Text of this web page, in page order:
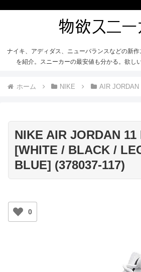
ナイキ、アディダス、ニューバランスなどの新
を紹介。スニーカーの最安値も分かる。欲し
ホーム NIKE AIR JORDAN
NIKE AIR JORDAN 11
[WHITE / BLACK /
BLUE] (378037-117)
0